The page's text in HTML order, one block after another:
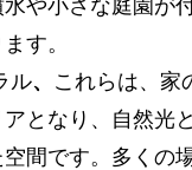
や小さな庭園が
す。
ル、 これらは、家
となり、自然光
空間です。多くの